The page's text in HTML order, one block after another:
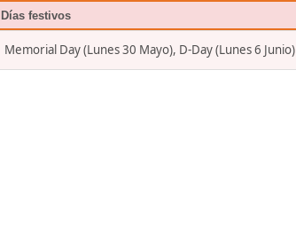
Días festivos
Memorial Day (Lunes 30 Mayo), D-Day (Lunes 6 Junio)